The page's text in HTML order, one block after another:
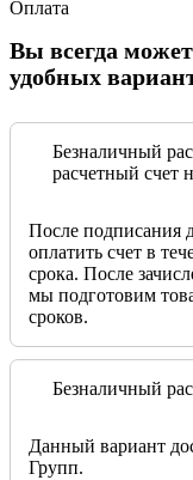
Оплата
Вы всегда
удобных
Безналичный
расчетный счет
После подписания
оплатить счет в
срока. После
мы подготовим
сроков.
Безналичный
Данный вариант
Групп.